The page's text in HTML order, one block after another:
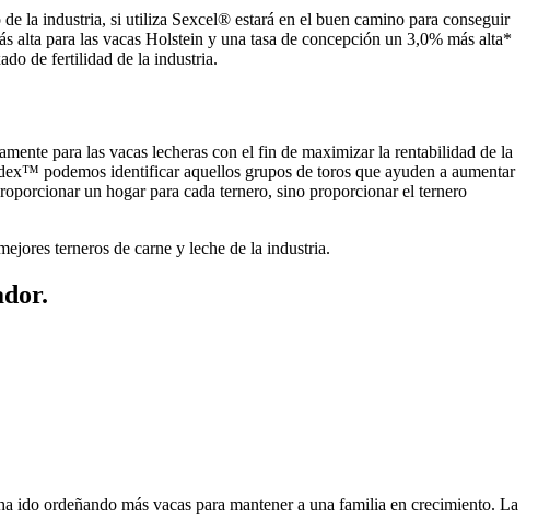
la industria, si utiliza Sexcel® estará en el buen camino para conseguir
alta para las vacas Holstein y una tasa de concepción un 3,0% más alta*
de fertilidad de la industria.
para las vacas lecheras con el fin de maximizar la rentabilidad de la
podemos identificar aquellos grupos de toros que ayuden a aumentar
un hogar para cada ternero, sino proporcionar el ternero
terneros de carne y leche de la industria.
ido ordeñando más vacas para mantener a una familia en crecimiento. La